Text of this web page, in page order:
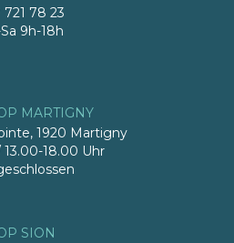
721 78 23
9h-18h
MARTIGNY
1920 Martigny
13.00-18.00 Uhr
SION